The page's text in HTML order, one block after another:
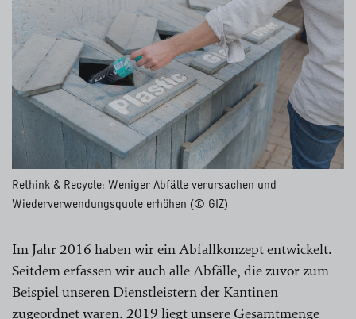
Rethink & Recycle: Weniger Abfälle verursachen und
Wiederverwendungsquote erhöhen (© GIZ)
Im Jahr 2016 haben wir ein Abfallkonzept entwickelt.
Seitdem erfassen wir auch alle Abfälle, die zuvor zum
Beispiel unseren Dienstleistern der Kantinen
zugeordnet waren. 2019 liegt unsere Gesamtmenge